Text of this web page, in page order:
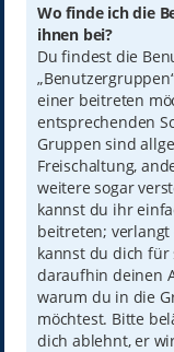
Wo finde ich die
ihnen bei?
Du findest die
einer beitreten
entsprechenden
Gruppen sind
Freischaltung,
weitere sogar
kannst du ihr
beitreten; verlangt
kannst du dich für
daraufhin deinen
warum du in die
möchtest. Bitte
dich ablehnt, er